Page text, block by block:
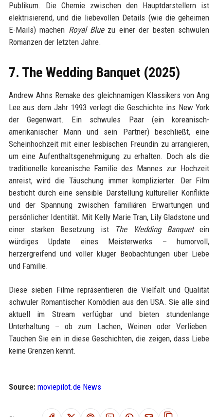
Publikum. Die Chemie zwischen den Hauptdarstellern ist
elektrisierend, und die liebevollen Details (wie die geheimen
E-Mails) machen Royal Bluezu einer der besten schwulen
Romanzen der letzten Jahre.
7. The Wedding Banquet (2025)
Andrew Ahns Remake des gleichnamigen Klassikers von Ang
Lee aus dem Jahr 1993 verlegt die Geschichte ins New York
der Gegenwart. Ein schwules Paar (ein koreanisch-
amerikanischer Mann und sein Partner) beschließt, eine
Scheinhochzeit mit einer lesbischen Freundin zu arrangieren,
um eine Aufenthaltsgenehmigung zu erhalten. Doch als die
traditionelle koreanische Familie des Mannes zur Hochzeit
anreist, wird die Täuschung immer komplizierter. Der Film
besticht durch eine sensible Darstellung kultureller Konflikte
und der Spannung zwischen familiären Erwartungen und
persönlicher Identität. Mit Kelly Marie Tran, Lily Gladstone und
einer starken Besetzung ist
The Wedding Banquetein
würdiges Update eines Meisterwerks – humorvoll,
herzergreifend und voller kluger Beobachtungen über Liebe
und Familie.
Diese sieben Filme repräsentieren die Vielfalt und Qualität
schwuler Romantischer Komödien aus den USA. Sie alle sind
aktuell im Stream verfügbar und bieten stundenlange
Unterhaltung – ob zum Lachen, Weinen oder Verlieben.
Tauchen Sie ein in diese Geschichten, die zeigen, dass Liebe
keine Grenzen kennt.
Source: moviepilot.de News